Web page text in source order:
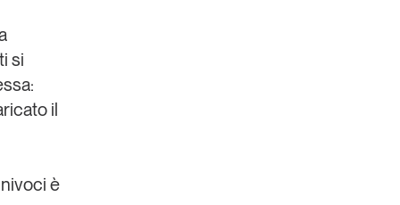
si
il
è